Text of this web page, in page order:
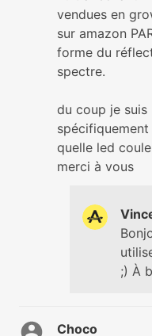
vendues en
sur amazon
forme du
spectre.
du coup je
quelle led
merci à vous
;) À
Choco